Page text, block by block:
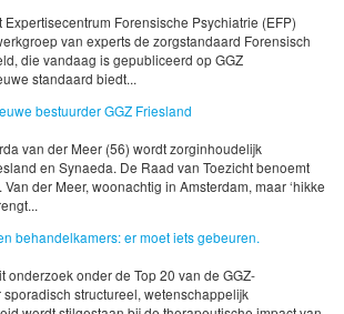
Forensische Psychiatrie (EFP)
van experts de zorgstandaard Forensisch
die vandaag is gepubliceerd op GGZ
standaard biedt...
bestuurder GGZ Friesland
van der Meer (56) wordt zorginhoudelijk
en Synaeda. De Raad van Toezicht benoemt
der Meer, woonachtig in Amsterdam, maar ‘hikke
behandelkamers: er moet iets gebeuren.
onderzoek onder de Top 20 van de GGZ-
structureel, wetenschappelijk